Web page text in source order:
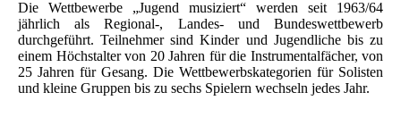
Die Wettbewerbe „Jugend musiziert“ werden seit 1963/64
jährlich als Regional-, Landes- und Bundeswettbewerb
durchgeführt. Teilnehmer sind Kinder und Jugendliche bis zu
einem Höchstalter von 20 Jahren für die Instrumentalfächer, von
25 Jahren für Gesang. Die Wettbewerbskategorien für Solisten
und kleine Gruppen bis zu sechs Spielern wechseln jedes Jahr.